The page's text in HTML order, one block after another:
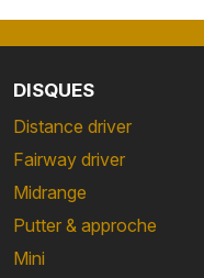
DISQUES
Distance driver
Fairway driver
Midrange
Putter & approche
Mini